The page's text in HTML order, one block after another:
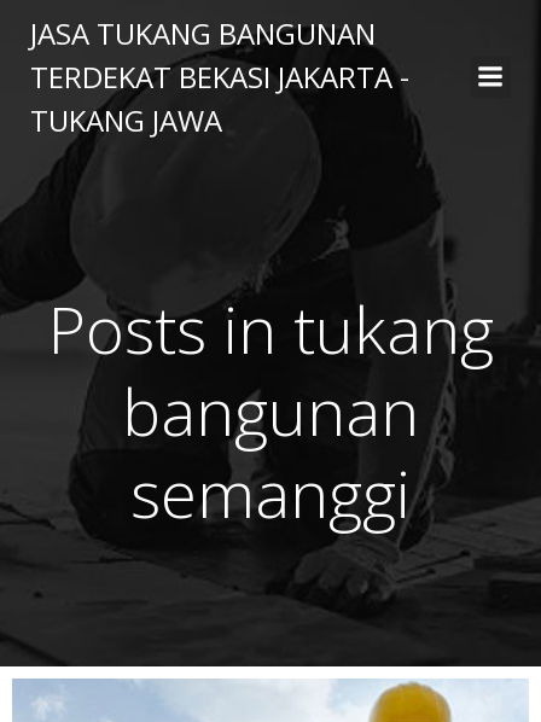
to
content
JASA TUKANG BANGUNAN
TERDEKAT BEKASI JAKARTA -
TUKANG JAWA
Posts in tukang
bangunan
semanggi